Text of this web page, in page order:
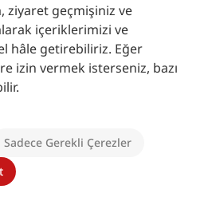
ziyaret geçmişiniz ve
içeriklerimizi ve
hâle getirebiliriz. Eğer
izin vermek isterseniz, bazı
Sadece Gerekli Çerezler
bağlayan sûfîlerin
hallere ulaştıklarına inanılır.
bu bilgilere “havas ilmi”,
“havas”, en üstün olanlarına
Bu hususta Zünnûn el-
el-Maktûl
eserler yazmıştır. Havas
geleneğinde harflerin
ayrı bir yeri vardır. Bu